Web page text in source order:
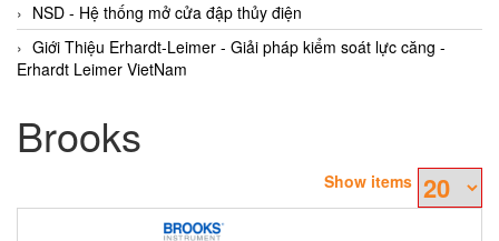
NSD - Hệ thống mở cửa đập thủy điện
Giới Thiệu Erhardt-Leimer - Giải pháp kiểm soát lực căng -
Erhardt Leimer VietNam
Brooks
Show items